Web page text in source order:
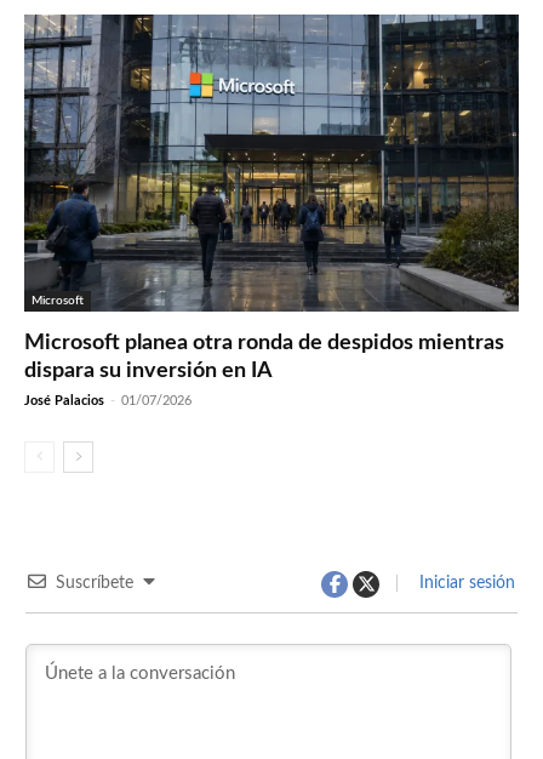
Microsoft
Microsoft planea otra ronda de despidos mientras
dispara su inversión en IA
José Palacios - 01/07/2026
Suscríbete Iniciar sesión